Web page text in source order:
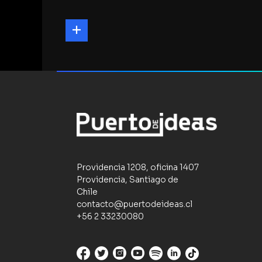
Providencia 1208, oficina 1407
Providencia, Santiago de
Chile
contacto@puertodeideas.cl
+56 2 33230080